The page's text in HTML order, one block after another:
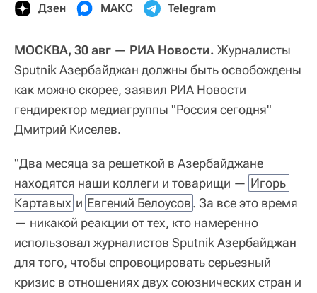
Дзен МАКС Telegram
МОСКВА, 30 авг — РИА Новости. Журналисты
Sputnik Азербайджан должны быть освобождены
как можно скорее, заявил РИА Новости
гендиректор медиагруппы "Россия сегодня"
Дмитрий Киселев.
"Два месяца за решеткой в Азербайджане
находятся наши коллеги и товарищи — Игорь
Картавых и Евгений Белоусов. За все это время
— никакой реакции от тех, кто намеренно
использовал журналистов Sputnik Азербайджан
для того, чтобы спровоцировать серьезный
кризис в отношениях двух союзнических стран и